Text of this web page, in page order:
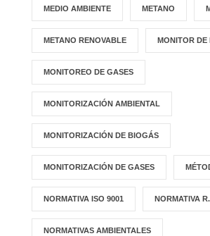
MEDIO AMBIENTE METANO
METANO RENOVABLE MONITOR DE
MONITOREO DE GASES
MONITORIZACIÓN AMBIENTAL
MONITORIZACIÓN DE BIOGÁS
MONITORIZACIÓN DE GASES
NORMATIVA ISO 9001 NORMATIVA
NORMATIVAS AMBIENTALES